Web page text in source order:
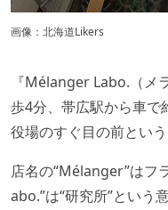
画像：北海道Likers
『Mélanger Labo.（メ
歩4分、帯広駅から車で
役場のすぐ目の前とい
店名の“Mélanger”はフ
abo.”は“研究所”という